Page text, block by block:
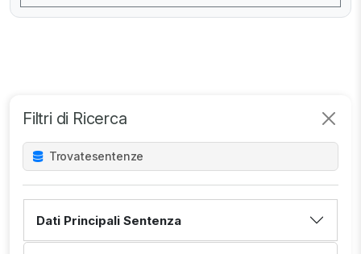
Filtri di Ricerca
Trovatesentenze
Dati Principali Sentenza